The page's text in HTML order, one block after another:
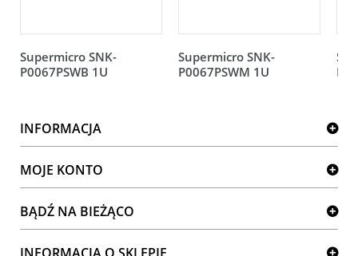
Supermicro SNK-
P0067PSWB 1U
Supermicro SNK-
P0067PSWM 1U
INFORMACJA
MOJE KONTO
BĄDŹ NA BIEŻĄCO